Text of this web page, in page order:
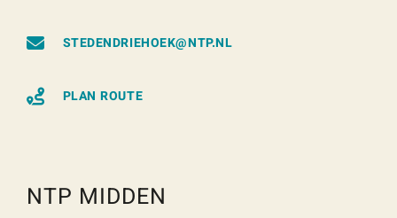
STEDENDRIEHOEK@NTP.NL
PLAN ROUTE
NTP MIDDEN